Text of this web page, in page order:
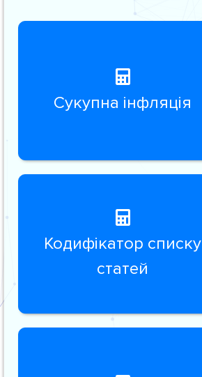
Сукупна інфляція
Кодифікатор списку
статей